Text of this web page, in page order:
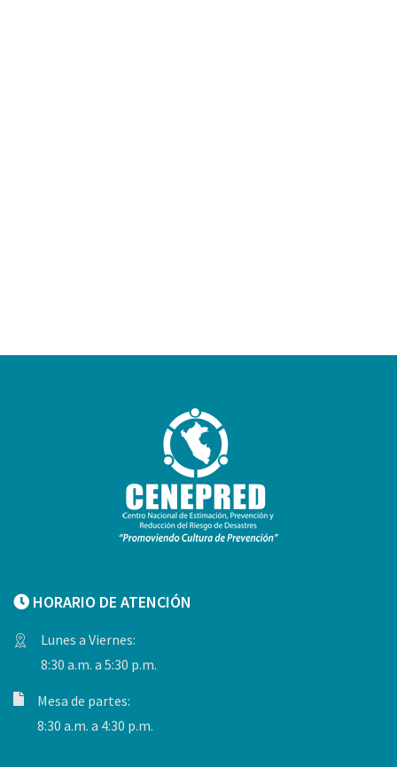
HORARIO DE ATENCIÓN
Lunes a Viernes:
8:30 a.m. a 5:30 p.m.
Mesa de partes:
8:30 a.m. a 4:30 p.m.